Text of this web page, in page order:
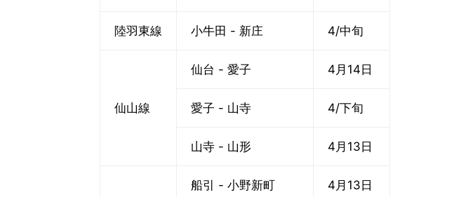
陸羽東線 小牛田 - 新庄 4/中旬
仙山線
仙台 - 愛子 4月14日
愛子 - 山寺 4/下旬
山寺 - 山形 4月13日
船引 - 小野新町 4月13日